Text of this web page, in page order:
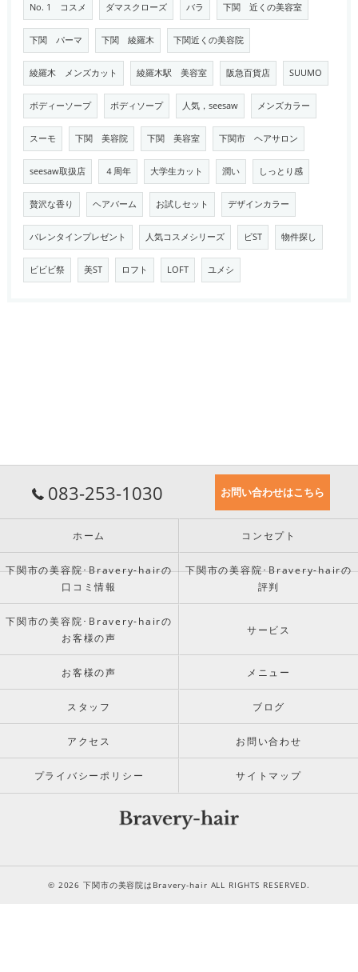
No. 1 コスメ ダマスクローズ バラ 下関 近くの美容室
下関 パーマ 下関 綾羅木 下関近くの美容院
綾羅木 メンズカット 綾羅木駅 美容室 阪急百貨店 SUUMO
ボディーソープ ボディソープ 人気，seesaw メンズカラー
スーモ 下関 美容院 下関 美容室 下関市 ヘアサロン
seesaw取扱店 ４周年 大学生カット 潤い しっとり感
贅沢な香り ヘアバーム お試しセット デザインカラー
バレンタインプレゼント 人気コスメシリーズ ビST 物件探し
ビビビ祭 美ST ロフト LOFT ユメシ
083-253-1030 お問い合わせはこちら
ホーム コンセプト
下関市の美容院･Bravery-hairの
口コミ情報
下関市の美容院･Bravery-hairの
評判
下関市の美容院･Bravery-hairの
お客様の声
サービス
お客様の声 メニュー
スタッフ ブログ
アクセス お問い合わせ
プライバシーポリシー サイトマップ
© 2026 下関市の美容院はBravery-hair ALL RIGHTS RESERVED.